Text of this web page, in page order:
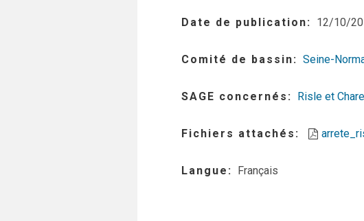
Date de publication 12/10/
Comité de bassin Seine-
SAGE concernés Risle et
Fichiers attachés
Langue Français